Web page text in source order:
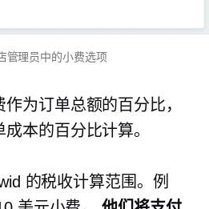
管理员中的小费选项
为订单总额的百分比，
本的百分比计算。
的税收计算范围。例